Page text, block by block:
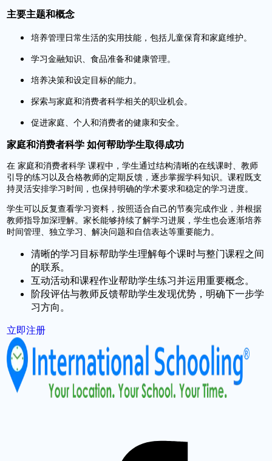
主要主题和概念
培养管理日常生活的实用技能，包括儿童保育和家庭维护。
学习金融知识、食品准备和健康管理。
培养决策和设定目标的能力。
探索与家庭和消费者科学相关的职业机会。
促进家庭、个人和消费者的健康和安全。
家庭和消费者科学 如何帮助学生取得成功
在 家庭和消费者科学 课程中，学生通过结构清晰的在线课时、教师
引导的练习以及合格教师的定期反馈，逐步掌握学科知识。课程既支
持灵活安排学习时间，也保持明确的学术要求和稳定的学习进度。
学生可以反复查看学习资料，按照适合自己的节奏完成作业，并根据
教师指导加深理解。家长能够持续了解学习进展，学生也会逐渐培养
时间管理、独立学习、解决问题和自信表达等重要能力。
清晰的学习目标帮助学生理解每个课时与整门课程之间
的联系。
互动活动和课程作业帮助学生练习并运用重要概念。
阶段评估与教师反馈帮助学生发现优势，明确下一步学
习方向。
立即注册